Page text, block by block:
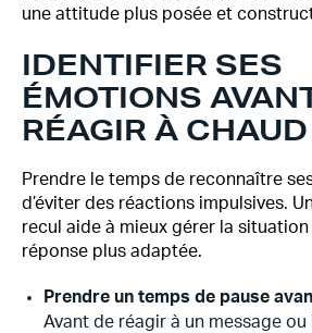
une attitude plus posée et
IDENTIFIER SES
ÉMOTIONS
RÉAGIR À CHAUD
Prendre le temps de reconnaître
d’éviter des réactions impulsives.
recul aide à mieux gérer la
réponse plus adaptée.
Prendre un temps de pause
Avant de réagir à un message